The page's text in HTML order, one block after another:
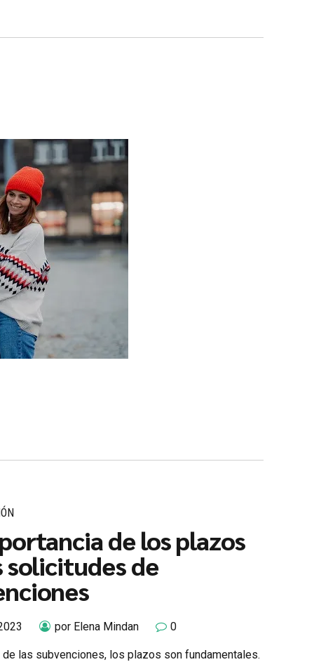
de los plazos
solicitudes de
por Elena Mindan 0
de las subvenciones, los plazos son fundamentales.